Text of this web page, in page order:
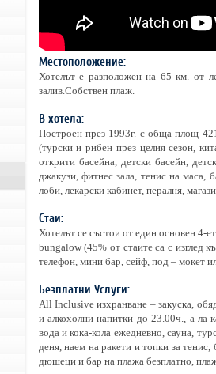
Местоположение:
Хотелът е разположен на 65 км. от
залив.Собствен плаж.
В хотела:
Построен през 1993г. с обща площ
(турски и рибен през целия сезон,
открити басейна, детски басейн,
джакузи, фитнес зала, тенис на маса,
лоби, лекарски кабинет, пералня,
Стаи:
Хотелът се състои от един основен 4-
bungalow (45% от стаите са с изглед
телефон, мини бар, сейф, под – мокет
Безплатни Услуги:
All Inclusive изхранване – закуска,
и алкохолни напитки до 23.00ч., а-ла-
вода и кока-кола ежедневно, сауна,
деня, наем на ракети и топки за
дюшеци и бар на плажа безплатно,